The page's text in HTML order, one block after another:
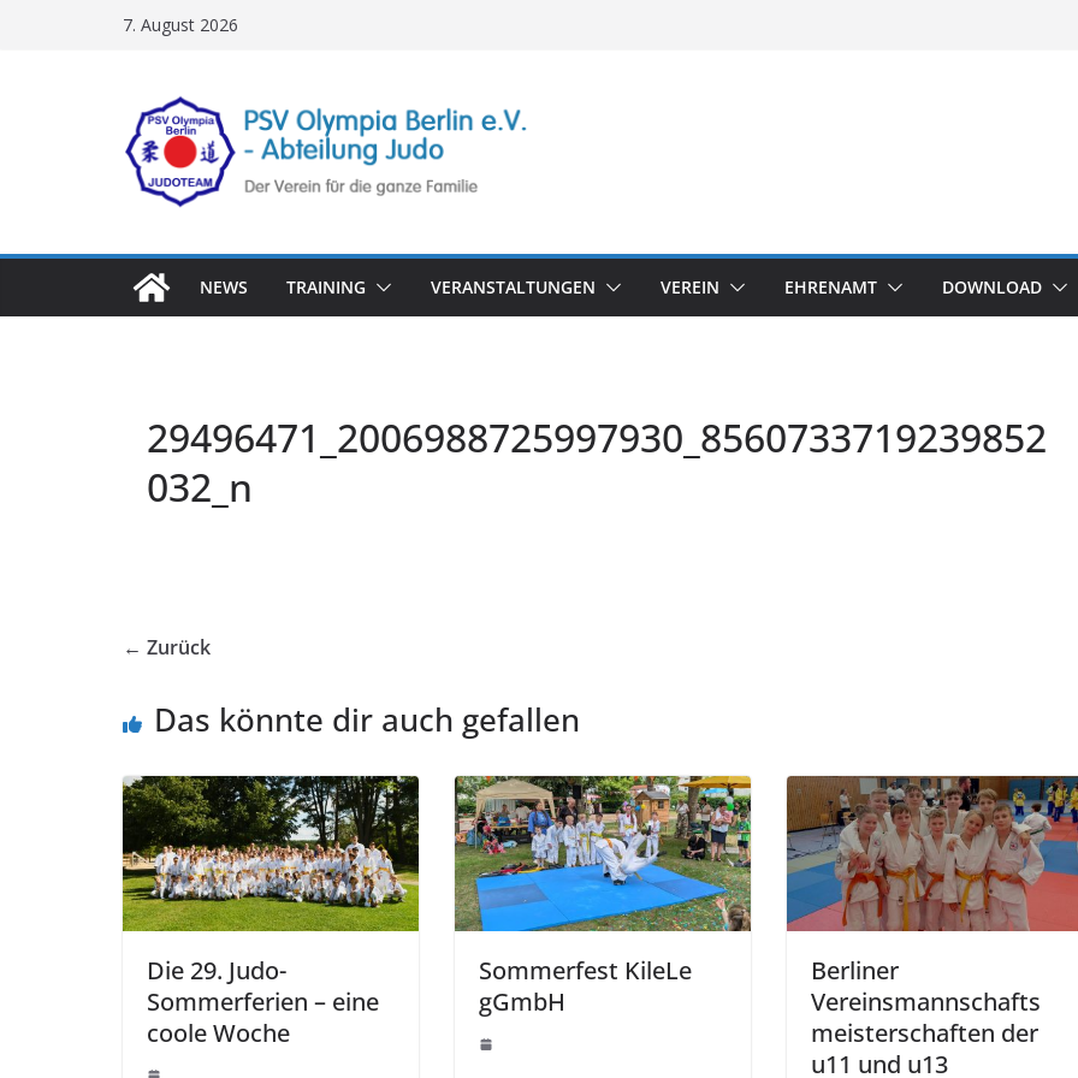
7. August 2026
NEWS TRAINING VERANSTALTUNGEN VEREIN EHRENAMT DOWNLOAD
29496471_2006988725997930_8560733719239852
032_n
← Zurück
Das könnte dir auch gefallen
Die 29. Judo-
Sommerferien – eine
coole Woche
Sommerfest KileLe
gGmbH
Berliner
Vereinsmannschafts
meisterschaften der
u11 und u13